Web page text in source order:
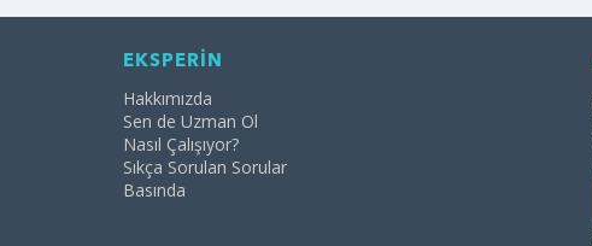
EKSPERİN
Hakkımızda
Sen de Uzman Ol
Nasıl Çalışıyor?
Sıkça Sorulan Sorular
Basında